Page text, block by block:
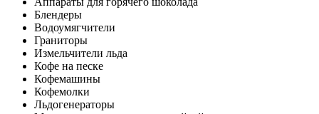
Блендеры
Водоумягчители
Граниторы
Измельчители льда
Кофе на песке
Кофемашины
Кофемолки
Льдогенераторы